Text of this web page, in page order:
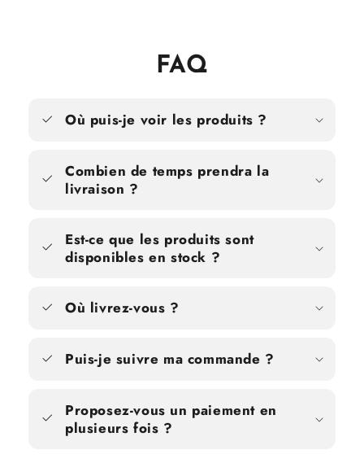
FAQ
Où puis-je voir les produits ?
Combien de temps prendra la
livraison ?
Est-ce que les produits sont
disponibles en stock ?
Où livrez-vous ?
Puis-je suivre ma commande ?
Proposez-vous un paiement en
plusieurs fois ?